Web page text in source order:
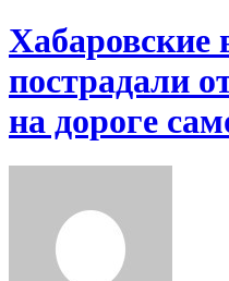
Хабаровские
пострадали
на дороге